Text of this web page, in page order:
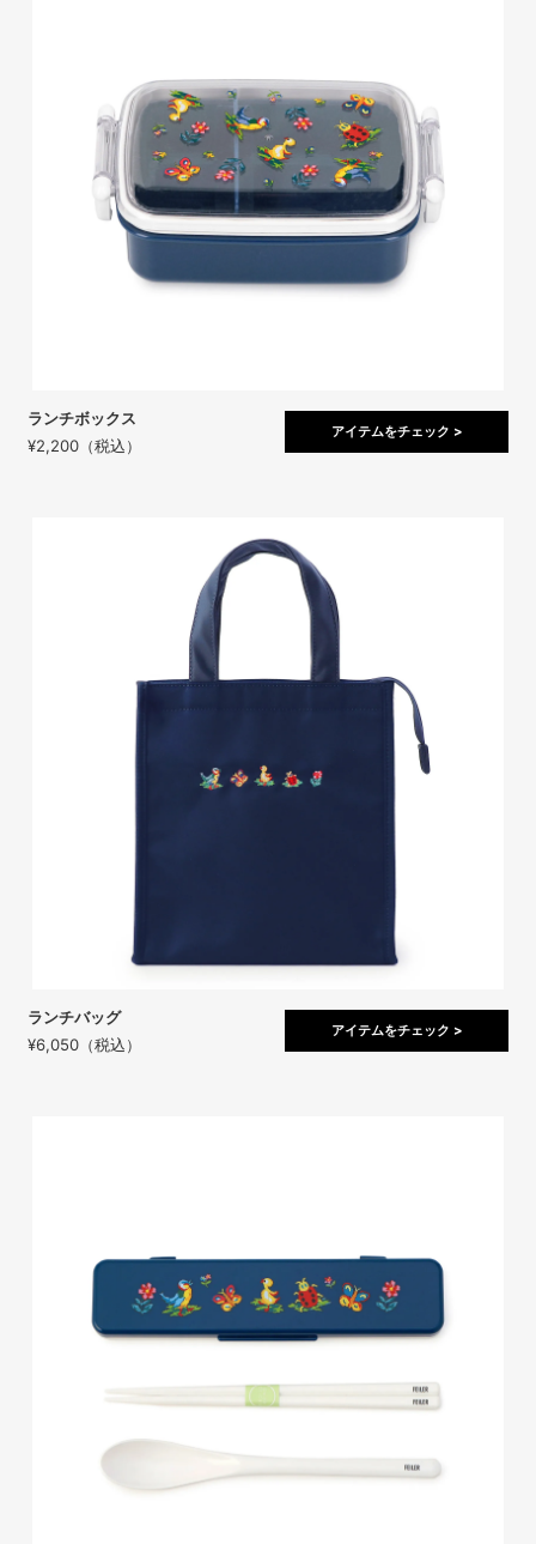
ランチボックス
¥2,200（税込）
アイテムをチェック >
ランチバッグ
¥6,050（税込）
アイテムをチェック >